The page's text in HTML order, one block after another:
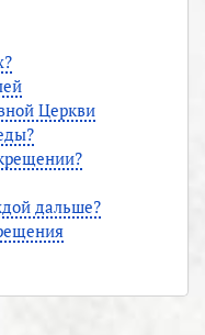
Церкви
дальше?